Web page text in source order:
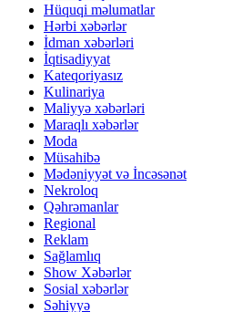
Hüquqi məlumatlar
Hərbi xəbərlər
İdman xəbərləri
İqtisadiyyat
Kateqoriyasız
Kulinariya
Maliyyə xəbərləri
Maraqlı xəbərlər
Moda
Müsahibə
Mədəniyyət və İncəsənət
Nekroloq
Qəhrəmanlar
Regional
Reklam
Sağlamlıq
Show Xəbərlər
Sosial xəbərlər
Səhiyyə